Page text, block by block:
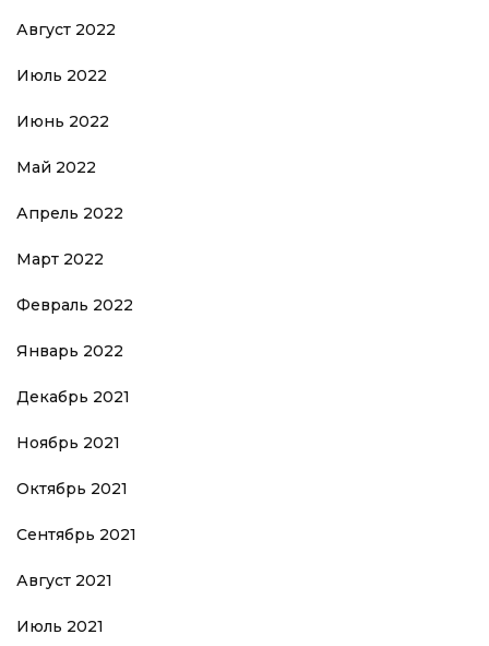
Август 2022
Июль 2022
Июнь 2022
Май 2022
Апрель 2022
Март 2022
Февраль 2022
Январь 2022
Декабрь 2021
Ноябрь 2021
Октябрь 2021
Сентябрь 2021
Август 2021
Июль 2021